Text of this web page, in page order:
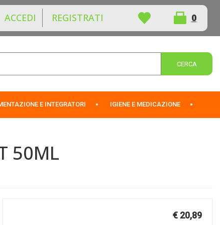
ACCEDI REGISTRATI 0
ARTICOLI
INSERITI
E INTEGRATORI IGIENE E MEDICAZIONE
50ML
€ 20,89